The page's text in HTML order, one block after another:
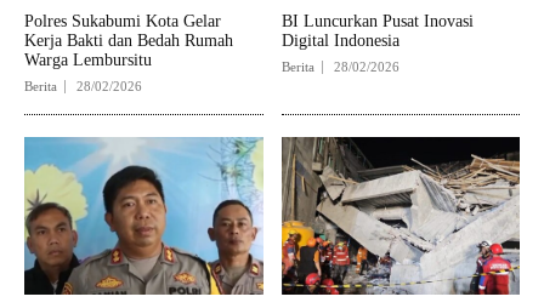
Polres Sukabumi Kota Gelar
Kerja Bakti dan Bedah Rumah
Warga Lembursitu
Berita 28/02/2026
BI Luncurkan Pusat Inovasi
Digital Indonesia
Berita 28/02/2026